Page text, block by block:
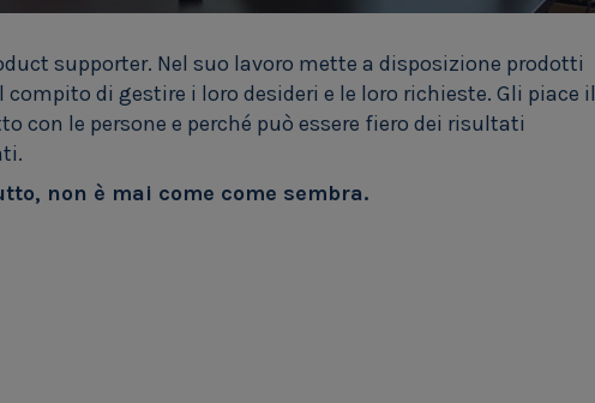
supporter. Nel suo lavoro mette a disposizione prodotti
di gestire i loro desideri e le loro richieste. Gli piace il
con le persone e perché può essere fiero dei risultati
non è mai come come sembra.